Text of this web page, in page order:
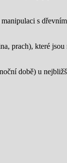
s
prach), které
době) u